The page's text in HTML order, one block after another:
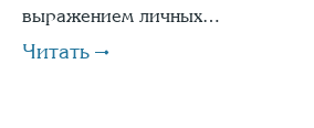
выражением личных…
Читать